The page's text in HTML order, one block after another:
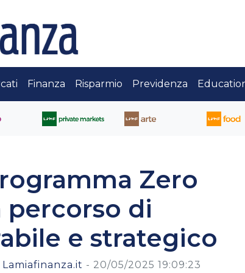
Finanza Risparmio Previdenza
Zero
percorso di
e strategico
- 20/05/2025 19:09:23